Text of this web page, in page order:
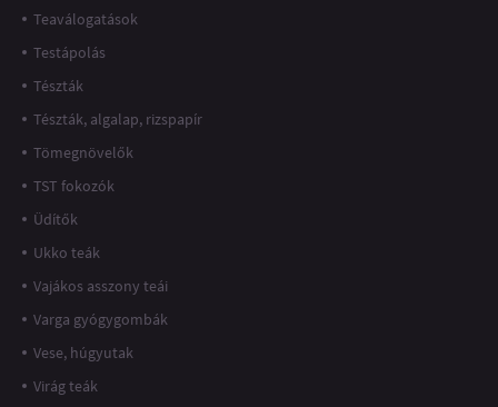
Teaválogatások
Testápolás
Tészták
Tészták, algalap, rizspapír
Tömegnövelők
TST fokozók
Üdítők
Ukko teák
Vajákos asszony teái
Varga gyógygombák
Vese, húgyutak
Virág teák